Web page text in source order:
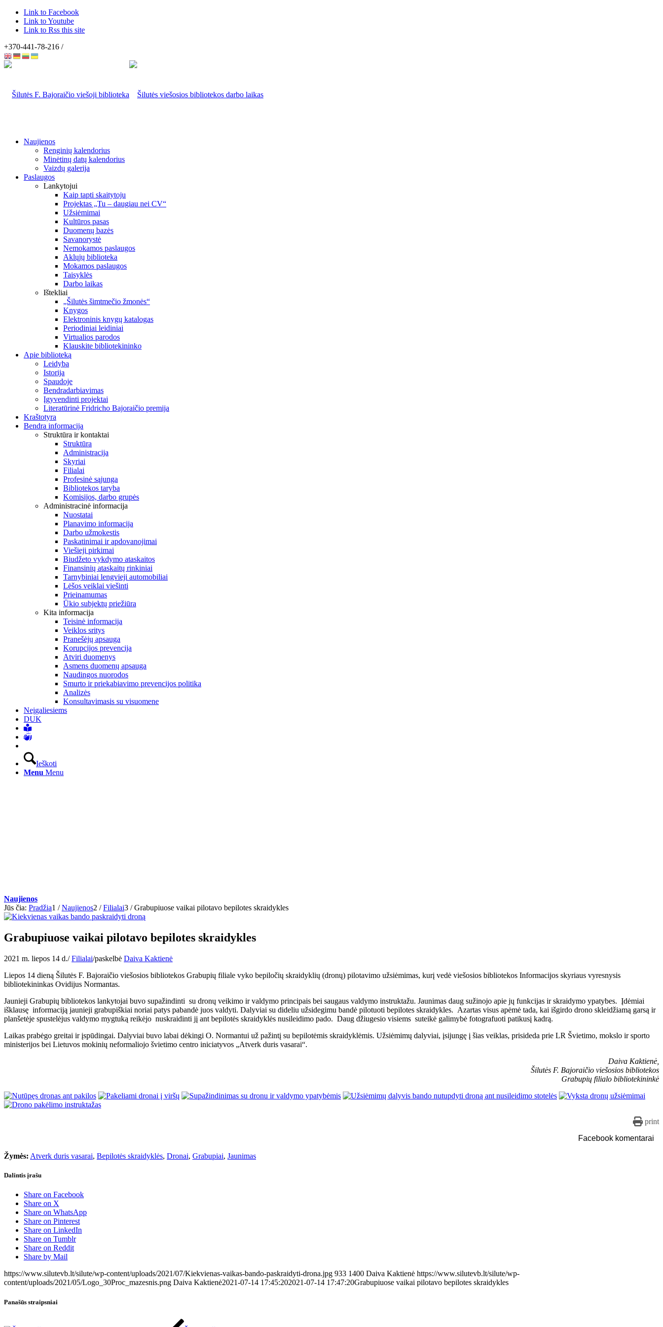
Link to Facebook
Link to Youtube
Link to Rss this site
+370-441-78-216 /
Naujienos
Renginių kalendorius
Minėtinų datų kalendorius
Vaizdų galerija
Paslaugos
Lankytojui
Kaip tapti skaitytoju
Projektas „Tu – daugiau nei CV“
Užsiėmimai
Kultūros pasas
Duomenų bazės
Savanorystė
Nemokamos paslaugos
Aklųjų biblioteka
Mokamos paslaugos
Taisyklės
Darbo laikas
Ištekliai
„Šilutės šimtmečio žmonės“
Knygos
Elektroninis knygų katalogas
Periodiniai leidiniai
Virtualios parodos
Klauskite bibliotekininko
Apie biblioteką
Leidyba
Istorija
Spaudoje
Bendradarbiavimas
Įgyvendinti projektai
Literatūrinė Fridricho Bajoraičio premija
Kraštotyra
Bendra informacija
Struktūra ir kontaktai
Struktūra
Administracija
Skyriai
Filialai
Profesinė sąjunga
Bibliotekos taryba
Komisijos, darbo grupės
Administracinė informacija
Nuostatai
Planavimo informacija
Darbo užmokestis
Paskatinimai ir apdovanojimai
Viešieji pirkimai
Biudžeto vykdymo ataskaitos
Finansinių ataskaitų rinkiniai
Tarnybiniai lengvieji automobiliai
Lėšos veiklai viešinti
Prieinamumas
Ūkio subjektų priežiūra
Kita informacija
Teisinė informacija
Veiklos sritys
Pranešėjų apsauga
Korupcijos prevencija
Atviri duomenys
Asmens duomenų apsauga
Naudingos nuorodos
Smurto ir priekabiavimo prevencijos politika
Analizės
Konsultavimasis su visuomene
Neįgaliesiems
DUK
Ieškoti
Menu Menu
Naujienos
Jūs čia: Pradžia1 / Naujienos2 / Filialai3 / Grabupiuose vaikai pilotavo bepilotes skraidykles
Grabupiuose vaikai pilotavo bepilotes skraidykles
2021 m. liepos 14 d./ Filialai/paskelbė Daiva Kaktienė
Liepos 14 dieną Šilutės F. Bajoraičio viešosios bibliotekos Grabupių filiale vyko bepiločių skraidyklių (dronų) pilotavimo užsiėmimas, kurį vedė viešosios bibliotekos Informacijos skyriaus vyresnysis
bibliotekininkas Ovidijus Normantas.
Jaunieji Grabupių bibliotekos lankytojai buvo supažindinti su dronų veikimo ir valdymo principais bei saugaus valdymo instruktažu. Jaunimas daug sužinojo apie jų funkcijas ir skraidymo ypatybes. Įdėmiai
išklausę informaciją jaunieji grabupiškiai noriai patys pabandė juos valdyti. Dalyviai su dideliu užsidegimu bandė pilotuoti bepilotes skraidykles. Azartas visus apėmė tada, kai išgirdo drono skleidžiamą garsą ir
planšetėje spustelėjus valdymo mygtuką reikėjo nuskraidinti jį ant bepilotės skraidyklės nusileidimo pado. Daug džiugesio visiems suteikė galimybė fotografuoti patikusį kadrą.
Laikas prabėgo greitai ir įspūdingai. Dalyviai buvo labai dėkingi O. Normantui už pažintį su bepilotėmis skraidyklėmis. Užsiėmimų dalyviai, įsijungę į šias veiklas, prisideda prie LR Švietimo, mokslo ir sporto
ministerijos bei Lietuvos mokinių neformaliojo švietimo centro iniciatyvos „Atverk duris vasarai“.
Daiva Kaktienė,
Šilutės F. Bajoraičio viešosios bibliotekos
Grabupių filialo bibliotekininkė
print
Facebook komentarai
Žymės: Atverk duris vasarai, Bepilotės skraidyklės, Dronai, Grabupiai, Jaunimas
Dalintis įrašu
Share on Facebook
Share on X
Share on WhatsApp
Share on Pinterest
Share on LinkedIn
Share on Tumblr
Share on Reddit
Share by Mail
https://www.silutevb.lt/silute/wp-content/uploads/2021/07/Kiekvienas-vaikas-bando-paskraidyti-drona.jpg 933 1400 Daiva Kaktienė https://www.silutevb.lt/silute/wp-
content/uploads/2021/05/Logo_30Proc_mazesnis.png Daiva Kaktienė2021-07-14 17:45:202021-07-14 17:47:20Grabupiuose vaikai pilotavo bepilotes skraidykles
Panašūs straipsniai